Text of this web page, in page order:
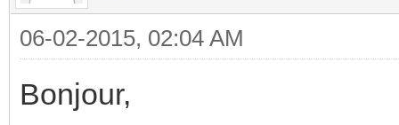
06-02-2015, 02:04 AM
Bonjour,